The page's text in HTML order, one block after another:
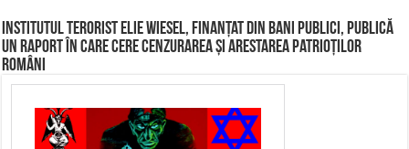
Institutul terorist Elie Wiesel, finanțat din bani publici, publică
un raport în care cere cenzurarea și arestarea patrioților
români